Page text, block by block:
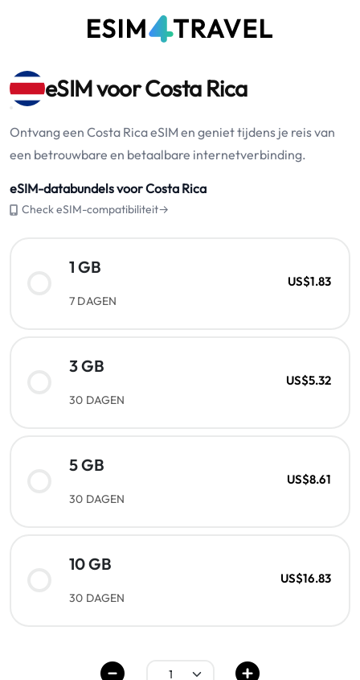
eSIM voor Costa Rica
Ontvang een Costa Rica eSIM en geniet tijdens je reis van
een betrouwbare en betaalbare internetverbinding.
eSIM-databundels voor Costa Rica
Check eSIM-compatibiliteit→
1 GB
7 DAGEN
US$1.83
3 GB
30 DAGEN
US$5.32
5 GB
30 DAGEN
US$8.61
10 GB
30 DAGEN
US$16.83